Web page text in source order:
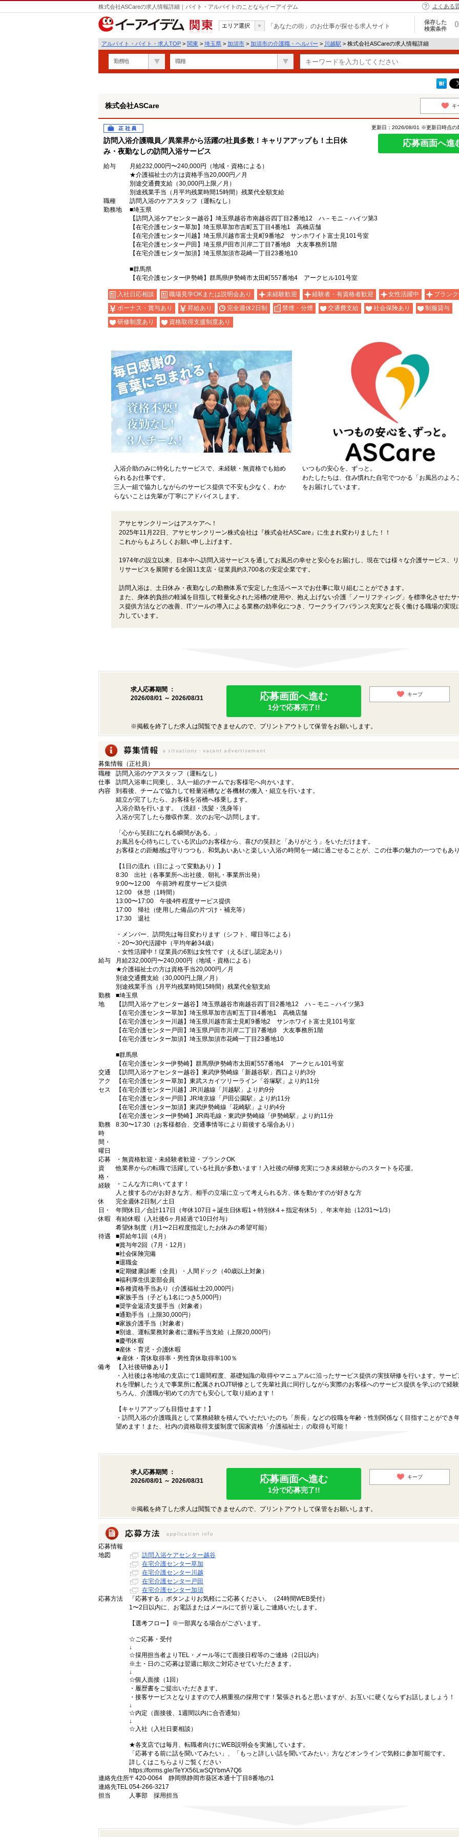
株式会社ASCareの求人情報詳細｜バイト・アルバイトのことならイーアイデム よくある
関東
エリア選択 「あなたの街」のお仕事が探せる求人サイト
保存した
検索条件
0
アルバイト・バイト・求人TOP > 関東 > 埼玉県 > 加須市 > 加須市の介護職・ヘルパー > 川越駅 > 株式会社ASCareの求人情報詳細
勤務地 職種
株式会社ASCare キ
正社員
訪問入浴介護職員／異業界から活躍の社員多数！キャリアアップも！土日休
み・夜勤なしの訪問入浴サービス
更新日：2026/08/01 ※更新日時点の
応募画面へ進
給与
月給232,000円〜240,000円（地域・資格による）
★介護福祉士の方は資格手当20,000円／月
別途交通費支給（30,000円上限／月）
別途残業手当（月平均残業時間15時間）残業代全額支給
職種
訪問入浴のケアスタッフ（運転なし）
勤務地
■埼玉県
【訪問入浴ケアセンター越谷】埼玉県越谷市南越谷四丁目2番地12 ハ－モニ－ハイツ第3
【在宅介護センター草加】埼玉県草加市吉町五丁目4番地1 高橋店舗
【在宅介護センター川越】埼玉県川越市富士見町9番地2 サンホワイト富士見101号室
【在宅介護センター戸田】埼玉県戸田市川岸二丁目7番地8 大友事務所1階
【在宅介護センター加須】埼玉県加須市花崎一丁目23番地10
■群馬県
【在宅介護センター伊勢崎】群馬県伊勢崎市太田町557番地4 アークヒル101号室
入社日応相談 職場見学OKまたは説明会あり 未経験歓迎 経験者・有資格者歓迎 女性活躍中
ブラン
ボーナス・賞与あり
昇給あり 完全週休2日制 禁煙・分煙 交通費支給 社会保険あり
制服貸与
研修制度あり
資格取得支援制度あり
入浴介助のみに特化したサービスで、未経験・無資格でも始め
られるお仕事です。
三人一組で協力しながらのサービス提供で不安も少なく、わか
らないことは先輩が丁寧にアドバイスします。
いつもの安心を、ずっと。
わたしたちは、住み慣れた自宅でつかる「お風呂のよろ
をお届けしています。
アサヒサンクリーンはアスケアへ！
2025年11月22日、アサヒサンクリーン株式会社は『株式会社ASCare』に生まれ変わりました！！
これからもよろしくお願い申し上げます。
1974年の設立以来、日本中へ訪問入浴サービスを通してお風呂の幸せと安心をお届けし、現在では様々な介護サービス、
リサービスを展開する全国11支店・従業員約3,700名の安定企業です。
訪問入浴は、土日休み・夜勤なしの勤務体系で安定した生活ペースでお仕事に取り組むことができます。
また、身体的負担の軽減を目指して軽量化された浴槽の使用や、抱え上げない介護「ノーリフティング」を標準化させたサ
ス提供方法などの改善、ITツールの導入による業務の効率化につき、ワークライフバランス充実など長く働ける職場の実現
力しています。
求人応募期間 ：
2026/08/01 ～ 2026/08/31
応募画面へ進む
1分で応募完了!!
キープ
※掲載を終了した求人は閲覧できませんので、プリントアウトして保管をお願いします。
募集情報（正社員）
職種
訪問入浴のケアスタッフ（運転なし）
仕事
内容
訪問入浴車に同乗し、3人一組のチームでお客様宅へ向かいます。
到着後、チームで協力して軽量浴槽など各機材の搬入・組立を行います。
組立が完了したら、お客様を浴槽へ移乗します。
入浴介助を行います。（洗顔・洗髪・洗身等）
入浴が完了したら撤収作業、次のお宅へ訪問します。
「心から笑顔になれる瞬間がある。」
お風呂を心待ちにしている沢山のお客様から、喜びの笑顔と「ありがとう」をいただけます。
お客様との距離感は守りつつも、和気あいあいと楽しい入浴の時間を一緒に過ごせることが、この仕事の魅力の一つでもあ
【1日の流れ（日によって変動あり）】
8:30 出社（各事業所へ出社後、朝礼・事業所出発）
9:00〜12:00 午前3件程度サービス提供
12:00 休憩（1時間）
13:00〜17:00 午後4件程度サービス提供
17:00 帰社（使用した備品の片づけ・補充等）
17:30 退社
・メンバー、訪問先は毎日変わります（シフト、曜日等による）
・20〜30代活躍中（平均年齢34歳）
・女性活躍中！従業員の6割は女性です（えるぼし認定あり）
給与
月給232,000円〜240,000円（地域・資格による）
★介護福祉士の方は資格手当20,000円／月
別途交通費支給（30,000円上限／月）
別途残業手当（月平均残業時間15時間）残業代全額支給
勤務
地
■埼玉県
【訪問入浴ケアセンター越谷】埼玉県越谷市南越谷四丁目2番地12 ハ－モニ－ハイツ第3
【在宅介護センター草加】埼玉県草加市吉町五丁目4番地1 高橋店舗
【在宅介護センター川越】埼玉県川越市富士見町9番地2 サンホワイト富士見101号室
【在宅介護センター戸田】埼玉県戸田市川岸二丁目7番地8 大友事務所1階
【在宅介護センター加須】埼玉県加須市花崎一丁目23番地10
■群馬県
【在宅介護センター伊勢崎】群馬県伊勢崎市太田町557番地4 アークヒル101号室
交通
アク
セス
【訪問入浴ケアセンター越谷】東武伊勢崎線「新越谷駅」西口より約3分
【在宅介護センター草加】東武スカイツリーライン「谷塚駅」より約11分
【在宅介護センター川越】JR川越線「川越駅」より約9分
【在宅介護センター戸田】JR埼京線「戸田公園駅」より約11分
【在宅介護センター加須】東武伊勢崎線「花崎駅」より約4分
【在宅介護センター伊勢崎】JR両毛線・東武伊勢崎線「伊勢崎駅」より約11分
勤務
時
間・
曜日
8:30〜17:30（お客様都合、交通事情等により前後する場合あり）
応募
資
格・
経験
・無資格歓迎・未経験者歓迎・ブランクOK
他業界からの転職で活躍している社員が多数います！入社後の研修充実につき未経験からのスタートを応援。
・こんな方に向いてます！
人と接するのがお好きな方、相手の立場に立って考えられる方、体を動かすのが好きな方
休
日・
休暇
完全週休2日制／土日
年間休日／合計117日（年休107日＋誕生日休暇1＋特別休4＋指定有休5）、年末年始（12/31〜1/3）
有給休暇（入社後6ヶ月経過で10日付与）
希望休制度（月1〜2日程度指定したお休みの希望可能）
待遇
■昇給年1回（4月）
■賞与年2回（7月・12月）
■社会保険完備
■退職金
■定期健康診断（全員）・人間ドック（40歳以上対象）
■福利厚生倶楽部会員
■各種資格手当あり（介護福祉士20,000円）
■家族手当（子ども1名につき5,000円）
■奨学金返済支援手当（対象者）
■通勤手当（上限30,000円）
■家族介護手当（対象者）
■別途、運転業務対象者に運転手当支給（上限20,000円）
■慶弔休暇
■産休・育児・介護休暇
★産休・育休取得率・男性育休取得率100％
備考
【入社後研修あり】
・入社後は各地域の支店にて1週間程度、基礎知識の取得やマニュアルに沿ったサービス提供の実技研修を行います。サー
れを理解したうえで事業所に配属されOJT研修として先輩社員に同行しながら実際のお客様へのサービス提供を学ぶので経
ちろん、介護職が初めての方でも安心して取り組めます！
【キャリアアップも目指せます！】
・訪問入浴の介護職員として業務経験を積んでいただいたのち「所長」などの役職を年齢・性別関係なく目指すことができ
望めます！また、社内の資格取得支援制度で国家資格「介護福祉士」の取得も可能！
求人応募期間 ：
2026/08/01 ～ 2026/08/31
応募画面へ進む
1分で応募完了!!
キープ
※掲載を終了した求人は閲覧できませんので、プリントアウトして保管をお願いします。
応募情報
地図
訪問入浴ケアセンター越谷
在宅介護センター草加
在宅介護センター川越
在宅介護センター戸田
在宅介護センター加須
応募方法
「応募する」ボタンよりお気軽にご応募ください。（24時間WEB受付）
1〜2日以内に、お電話またはメールにて折り返しご連絡いたします。
【選考フロー】※一部異なる場合がございます。
☆ご応募・受付
↓
☆採用担当者よりTEL・メール等にて面接日程等のご連絡（2日以内）
※土・日のご応募は翌週に順次ご対応させていただきます。
↓
☆個人面接（1回）
・履歴書をご提出いただきます。
・接客サービスとなりますので人柄重視の採用です！緊張されると思いますが、お互いに硬くならずお話しましょう！
↓
☆内定（面接後、1週間以内に合否通知）
↓
☆入社（入社日要相談）
★各支店では毎月、転職者向けにWEB説明会を実施しています。
「応募する前に話を聞いてみたい」、「もっと詳しい話を聞いてみたい」方などオンラインで気軽に参加可能です。
詳しくはこちらよりご覧ください
https://forms.gle/TeYX56LwSQYbmA7Q6
連絡先住所〒420-0064 静岡県静岡市葵区本通十丁目8番地の1
連絡先TEL054-266-3217
担当
人事部 採用担当